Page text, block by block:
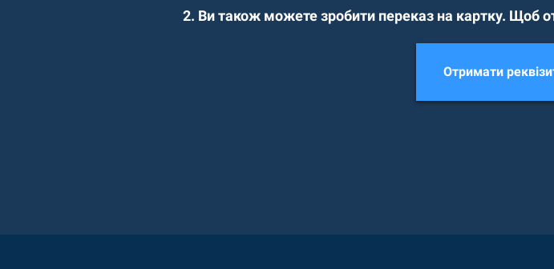
2. Ви також можете зробити переказ на картку. Щоб
Отримати